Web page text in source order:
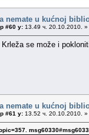
nemate u kućnoj
#60 у: 13.49 ч. 20.10.2010. »
Krleža se može i
nemate u kućnoj
#61 у: 13.52 ч. 20.10.2010. »